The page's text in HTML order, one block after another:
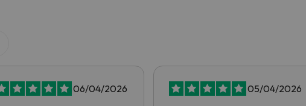
06/04/2026 05/04/2026